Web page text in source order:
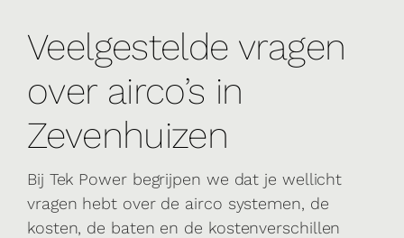
Veelgestelde vragen
over airco’s in
Zevenhuizen
Bij Tek Power begrijpen we dat je wellicht
vragen hebt over de airco systemen, de
kosten, de baten en de kostenverschillen